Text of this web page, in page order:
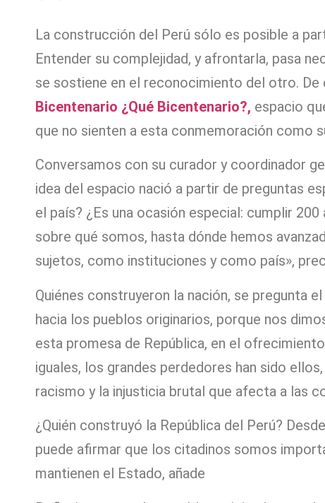
La construcción del Perú sólo es posible a
Entender su complejidad, y afrontarla, pasa
se sostiene en el reconocimiento del otro.
Bicentenario ¿Qué Bicentenario?, espacio
que no sienten a esta conmemoración como
Conversamos con su curador y coordinador
idea del espacio nació a partir de preguntas
el país? ¿Es una ocasión especial: cumplir
sobre qué somos, hasta dónde hemos
sujetos, como instituciones y como país»,
Quiénes construyeron la nación, se pregunta
hacia los pueblos originarios, porque nos
esta promesa de República, en el
iguales, los grandes perdedores han sido
racismo y la injusticia brutal que afecta a las
¿Quién construyó la República del Perú?
puede afirmar que los citadinos somos
mantienen el Estado, añade